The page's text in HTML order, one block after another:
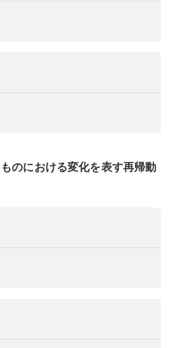
のにおける変化を表す再帰動